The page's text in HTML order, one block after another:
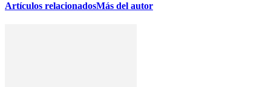
Artículos relacionadosMás del autor